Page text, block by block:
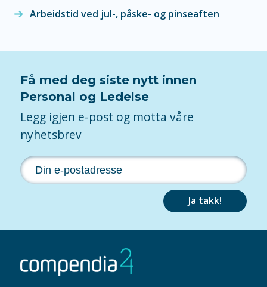
Arbeidstid ved jul-, påske- og pinseaften
Få med deg siste nytt innen
Personal og Ledelse
Legg igjen e-post og motta våre
nyhetsbrev
Ja takk!